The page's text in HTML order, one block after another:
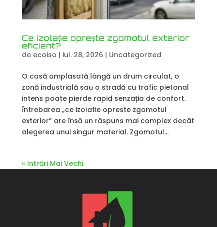
Ce izolație oprește zgomotul exterior
eficient?
de ecoiso | iul. 28, 2026 | Uncategorized
O casă amplasată lângă un drum circulat, o
zonă industrială sau o stradă cu trafic pietonal
intens poate pierde rapid senzația de confort.
Întrebarea „ce izolatie opreste zgomotul
exterior” are însă un răspuns mai complex decât
alegerea unui singur material. Zgomotul...
« Intrări Mai Vechi